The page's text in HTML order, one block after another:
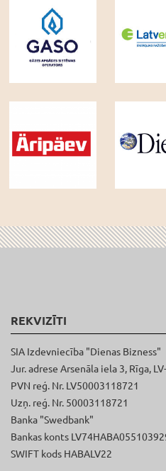
REKVIZĪTI
SIA Izdevniecība "Dienas Bizness"
Jur. adrese Arsenāla iela 3, Rīga,
PVN reģ. Nr. LV50003118721
Uzņ. reģ. Nr. 50003118721
Banka "Swedbank"
Bankas konts
SWIFT kods HABALV22